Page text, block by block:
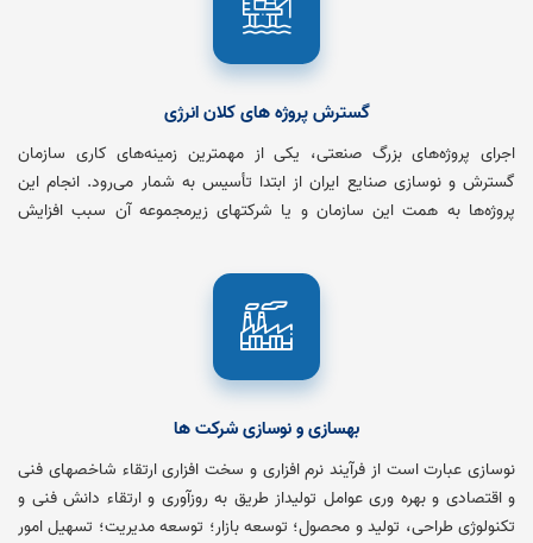
گسترش پروژه های کلان انرژی
اجرای پروژه‌های بزرگ صنعتی، یکی از مهمترین زمینه‌های کاری سازمان
گسترش و نوسازی صنایع ایران از ابتدا تأسیس به شمار می‌رود. انجام این
پروژه‌ها به همت این سازمان و یا شرکتهای زیرمجموعه آن سبب افزایش
بهسازی و نوسازی شرکت ها
نوسازی عبارت است از فرآیند نرم افزاری و سخت افزاری ارتقاء شاخصهای فنی
و اقتصادی و بهره وری عوامل تولیداز طریق به روزآوری و ارتقاء دانش فنی و
تکنولوژی طراحی، تولید و محصول؛ توسعه بازار؛ توسعه مدیریت؛ تسهیل امور